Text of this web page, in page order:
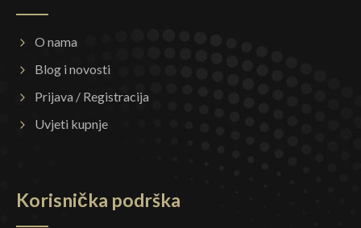
O nama
Blog i novosti
Prijava / Registracija
Uvjeti kupnje
Korisnička podrška